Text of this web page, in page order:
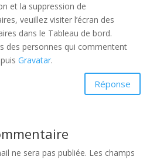
et la suppression de
veuillez visiter l’écran des
dans le Tableau de bord.
des personnes qui commentent
Gravatar.
Réponse
ne sera pas publiée. Les champs